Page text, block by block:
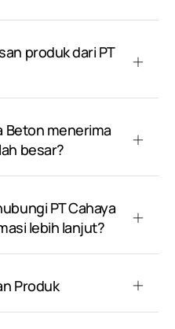
produk dari PT
Beton menerima
besar?
PT Cahaya
lebih lanjut?
Produk